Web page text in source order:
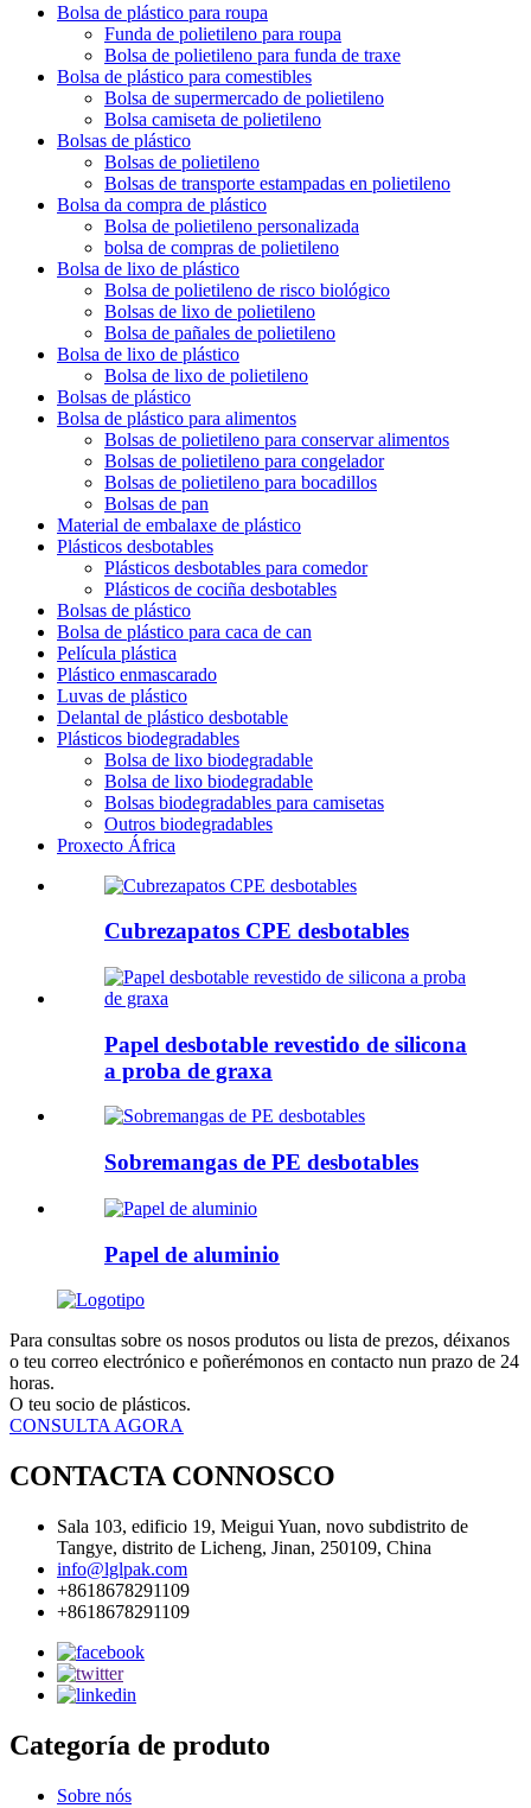
Bolsa de plástico para roupa
Funda de polietileno para roupa
Bolsa de polietileno para funda de traxe
Bolsa de plástico para comestibles
Bolsa de supermercado de polietileno
Bolsa camiseta de polietileno
Bolsas de plástico
Bolsas de polietileno
Bolsas de transporte estampadas en polietileno
Bolsa da compra de plástico
Bolsa de polietileno personalizada
bolsa de compras de polietileno
Bolsa de lixo de plástico
Bolsa de polietileno de risco biológico
Bolsas de lixo de polietileno
Bolsa de pañales de polietileno
Bolsa de lixo de plástico
Bolsa de lixo de polietileno
Bolsas de plástico
Bolsa de plástico para alimentos
Bolsas de polietileno para conservar alimentos
Bolsas de polietileno para congelador
Bolsas de polietileno para bocadillos
Bolsas de pan
Material de embalaxe de plástico
Plásticos desbotables
Plásticos desbotables para comedor
Plásticos de cociña desbotables
Bolsas de plástico
Bolsa de plástico para caca de can
Película plástica
Plástico enmascarado
Luvas de plástico
Delantal de plástico desbotable
Plásticos biodegradables
Bolsa de lixo biodegradable
Bolsa de lixo biodegradable
Bolsas biodegradables para camisetas
Outros biodegradables
Proxecto África
Cubrezapatos CPE desbotables
Papel desbotable revestido de silicona
a proba de graxa
Sobremangas de PE desbotables
Papel de aluminio
Para consultas sobre os nosos produtos ou lista de prezos, déixanos
o teu correo electrónico e poñerémonos en contacto nun prazo de 24
horas.
O teu socio de plásticos.
CONSULTA AGORA
CONTACTA CONNOSCO
Sala 103, edificio 19, Meigui Yuan, novo subdistrito de
Tangye, distrito de Licheng, Jinan, 250109, China
info@lglpak.com
+8618678291109
+8618678291109
Categoría de produto
Sobre nós